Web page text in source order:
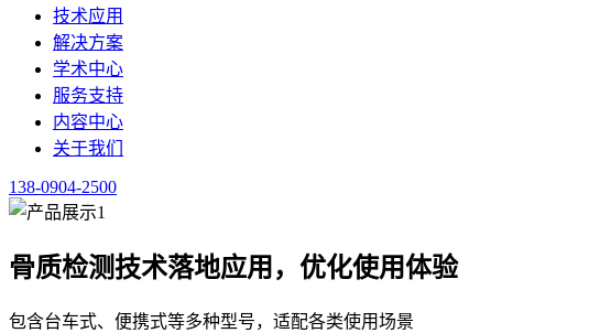
内容中心
关于我们
138-0904-2500
健康新闻
整理健康行业政策、医学资讯与科普内容，供行业人员查阅。
首页/内容中心/健康新闻 · 正文
解密超声波骨密度检测仪：从原理到实践的深度剖析